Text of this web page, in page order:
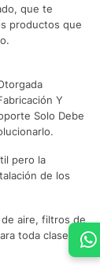
que te
productos que
Y
Solo Debe
pero la
de los
aire, filtros de
toda clase de